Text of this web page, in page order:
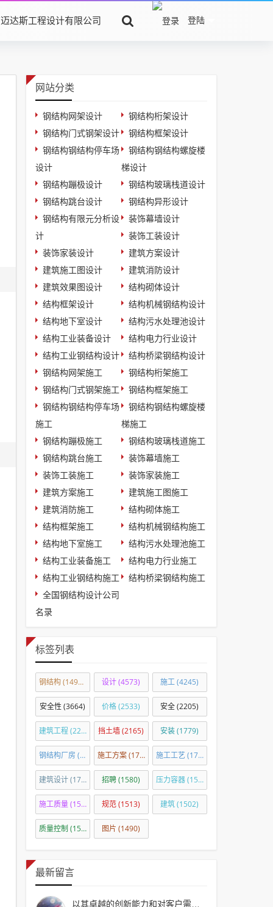
登陆
达斯工程设计有限公司
网站分类
钢结构网架设计
钢结构桁架设计
钢结构门式钢架设计
钢结构框架设计
钢结构钢结构停车场
设计
钢结构钢结构螺旋楼
梯设计
钢结构蹦极设计
钢结构玻璃栈道设计
钢结构跳台设计
钢结构异形设计
钢结构有限元分析设
计
装饰幕墙设计
装饰工装设计
装饰家装设计
建筑方案设计
建筑施工图设计
建筑消防设计
建筑效果图设计
结构砌体设计
结构框架设计
结构机械钢结构设计
结构地下室设计
结构污水处理池设计
结构工业装备设计
结构电力行业设计
结构工业钢结构设计
结构桥梁钢结构设计
钢结构网架施工
钢结构桁架施工
钢结构门式钢架施工
钢结构框架施工
钢结构钢结构停车场
施工
钢结构钢结构螺旋楼
梯施工
钢结构蹦极施工
钢结构玻璃栈道施工
钢结构跳台施工
装饰幕墙施工
装饰工装施工
装饰家装施工
建筑方案施工
建筑施工图施工
建筑消防施工
结构砌体施工
结构框架施工
结构机械钢结构施工
结构地下室施工
结构污水处理池施工
结构工业装备施工
结构电力行业施工
结构工业钢结构施工
结构桥梁钢结构施工
全国钢结构设计公司
名录
标签列表
钢结构(14918) 设计(4573) 施工(4245)
安全性 (3664) 价格(2533) 安全(2205)
建筑工程(2201) 挡土墙(2165) 安装(1779)
钢结构厂房 (1760) 施工方案(1724) 施工工艺(1708)
建筑设计(1703) 招聘(1580) 压力容器(1575)
施工质量(1539) 规范(1513) 建筑(1502)
质量控制 (1501) 图片 (1490)
最新留言